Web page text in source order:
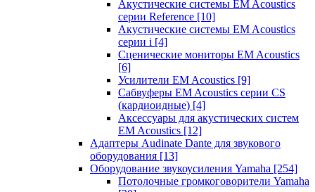
Акустические системы EM Acoustics
серии Reference [10]
Акустические системы EM Acoustics
серии i [4]
Сценические мониторы EM Acoustics
[6]
Усилители EM Acoustics [9]
Сабвуферы EM Acoustics серии CS
(кардиоидные) [4]
Аксессуары для акустических систем
EM Acoustics [12]
Адаптеры Audinate Dante для звукового
оборудования [13]
Оборудование звукоусиления Yamaha [254]
Потолочные громкоговорители Yamaha